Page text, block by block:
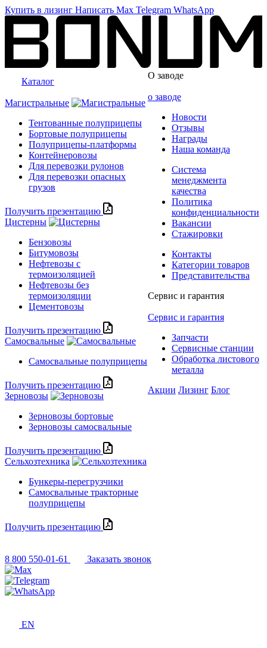
Купить в лизинг Написать Max Telegram WhatsApp
Каталог
Магистральные
Тентованные полуприцепы
Бортовые полуприцепы
Полуприцепы-платформы
Контейнеровозы
Для перевозки рулонов
Для перевозки опасных
грузов
Получить презентацию
Цистерны
Бензовозы
Битумовозы
Нефтевозы с
термоизоляцией
Нефтевозы без
термоизоляции
Цементовозы
Получить презентацию
Самосвальные
Самосвальные полуприцепы
Получить презентацию
Зерновозы
Зерновозы бортовые
Зерновозы самосвальные
Получить презентацию
Сельхозтехника
Бункеры-перегрузчики
Самосвальные тракторные
полуприцепы
Получить презентацию
О заводе
о заводе
Новости
Отзывы
Награды
Наша команда
Система
менеджмента
качества
Политика
конфиденциальности
Вакансии
Стажировки
Контакты
Категории товаров
Представительства
Сервис и гарантия
Сервис и гарантия
Запчасти
Сервисные станции
Обработка листового
металла
Акции Лизинг Блог
8 800 550-01-61 Заказать звонок
EN